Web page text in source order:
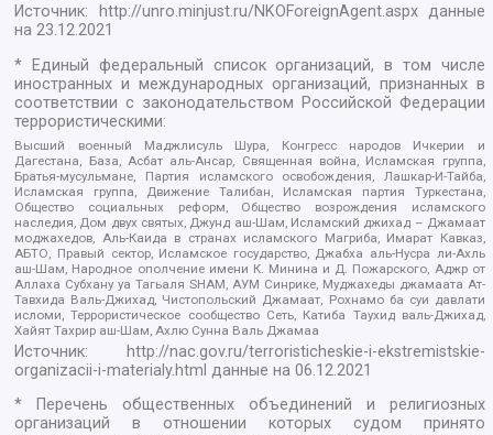
Источник: http://unro.minjust.ru/NKOForeignAgent.aspxданные
на23.12.2021
* Единый федеральный список организаций, в том числе
иностранных и международных организаций, признанных в
соответствии с законодательством Российской Федерации
террористическими:
Высший военный Маджлисуль Шура, Конгресс народов Ичкерии и
Дагестана, База, Асбат аль-Ансар, Священная война, Исламская группа,
Братья-мусульмане, Партия исламского освобождения, Лашкар-И-Тайба,
Исламская группа, Движение Талибан, Исламская партия Туркестана,
Общество социальных реформ, Общество возрождения исламского
наследия, Дом двух святых, Джунд аш-Шам, Исламский джихад – Джамаат
моджахедов, Аль-Каида в странах исламского Магриба, Имарат Кавказ,
АБТО, Правый сектор, Исламское государство, Джабха аль-Нусра ли-Ахль
аш-Шам, Народное ополчение имени К. Минина и Д. Пожарского, Аджр от
Аллаха Субхану уа Тагьаля SHAM, АУМ Синрике, Муджахеды джамаата Ат-
Тавхида Валь-Джихад, Чистопольский Джамаат, Рохнамо ба суи давлати
исломи, Террористическое сообщество Сеть, Катиба Таухид валь-Джихад,
Хайят Тахрир аш-Шам, Ахлю Сунна Валь Джамаа
Источник:
http://nac.gov.ru/terroristicheskie-i-ekstremistskie-
organizacii-i-materialy.html данные на06.12.2021
* Перечень общественных объединений и религиозных
организаций в отношении которых судом принято